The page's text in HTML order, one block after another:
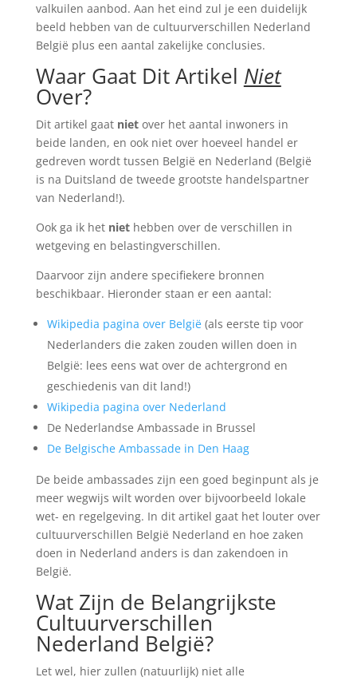
valkuilen aanbod. Aan het eind zul je een duidelijk
beeld hebben van de cultuurverschillen Nederland
België plus een aantal zakelijke conclusies.
Waar Gaat Dit Artikel Niet
Over?
Dit artikel gaat nietover het aantal inwoners in
beide landen, en ook niet over hoeveel handel er
gedreven wordt tussen België en Nederland (België
is na Duitsland de tweede grootste handelspartner
van Nederland!).
Ook ga ik het niethebben over de verschillen in
wetgeving en belastingverschillen.
Daarvoor zijn andere specifiekere bronnen
beschikbaar. Hieronder staan er een aantal:
Wikipedia pagina over België (als eerste tip voor
Nederlanders die zaken zouden willen doen in
België: lees eens wat over de achtergrond en
geschiedenis van dit land!)
Wikipedia pagina over Nederland
De Nederlandse Ambassade in Brussel
De Belgische Ambassade in Den Haag
De beide ambassades zijn een goed beginpunt als je
meer wegwijs wilt worden over bijvoorbeeld lokale
wet- en regelgeving. In dit artikel gaat het louter over
cultuurverschillen België Nederland en hoe zaken
doen in Nederland anders is dan zakendoen in
België.
Wat Zijn de Belangrijkste
Cultuurverschillen
Nederland België?
Let wel, hier zullen (natuurlijk) niet alle